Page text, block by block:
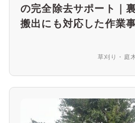
の完全除去サポート｜
搬出にも対応した作業
草刈り・庭